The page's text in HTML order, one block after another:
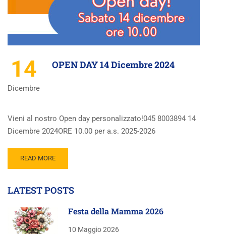
14
Dicembre
OPEN DAY 14 Dicembre 2024
Vieni al nostro Open day personalizzato!045 8003894 14
Dicembre 2024ORE 10.00 per a.s. 2025-2026
READ MORE
LATEST POSTS
Festa della Mamma 2026
10 Maggio 2026